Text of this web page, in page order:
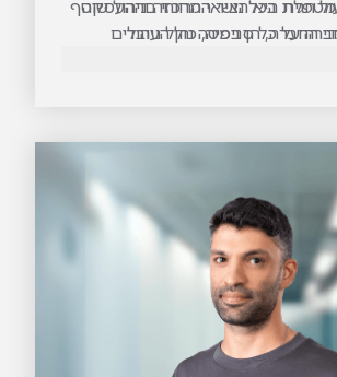
מטפלת בכל נושאי הרווחה וההעסקה
החברה, הן במטה והן העובדים
ברחבי הארץ.
חגית היא הציר המרכזי בניהול שוטף
על כל סניפיה, כולל ניהול
הקמת תשתיות, הכנת